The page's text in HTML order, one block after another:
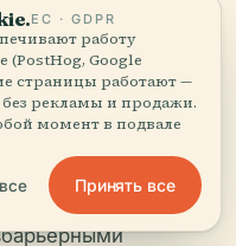
групп;
поощряются с
для
возможностями?
ЕС · GDPR
работу
(PostHog, Google
страницы работают —
рекламы и продажи.
момент в подвале
Принять все